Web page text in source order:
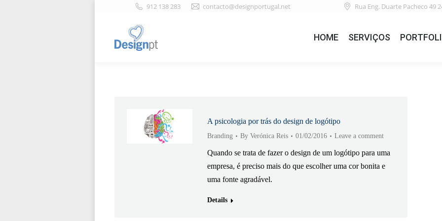
912 138 283 contacto@designportugal.net Rua Eng. Duarte Pacheco 49
HOME SERVIÇOS
A psicologia por trás do design de logótipo
Branding ByVerónica Reis 01/02/2016 Leave a comment
Quando se trata de fazer o design de um logótipo para uma
empresa, é preciso mais do que escolher uma cor bonita e
uma fonte agradável.
Details